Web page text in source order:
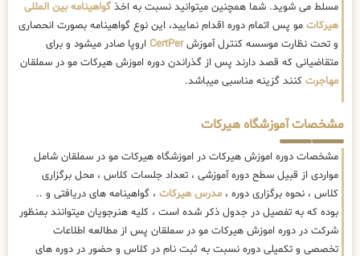
مسلط می شوید. شما همچنین میتوانید نسبت به اخذ گواهینامه بین المللی
هیرکات مو پس اتمام دوره اقدام نمایید، این نوع گواهینامه بصورت انحصاری
و تحت نظارت موسسه کنترل آموزشCertPer اروپا صادر میشود و برای
متقاضیانی که قصد دارند پس از گذراندن دوره اموزش هیرکات مو در سملقان
مهاجرت کنند گزینه مناسبی میباشد.
مشخصات آموزشگاه هیرکات
مشخصات دوره اموزش هیرکات در اموزشگاه هیرکات مو در سملقان شامل
مواردی از قبیل سطح دوره آموزشی ، تعداد جلسات کلاس ، محل برگزاری
کلاس ، نحوه برگزاری دوره ، مدرس هیرکات ، گواهینامه های دریافتی و ..
بوده که به تفصیل در جدول ذکر شده است ، کلیه هنرجویان میتوانند بمنظور
شرکت در دوره اموزش هیرکات مو در سملقان پس از مطالعه اطلاعات
تخصصی و تکمیلی دوره نسبت به ثبت نام در کلاس و حضور در دوره های